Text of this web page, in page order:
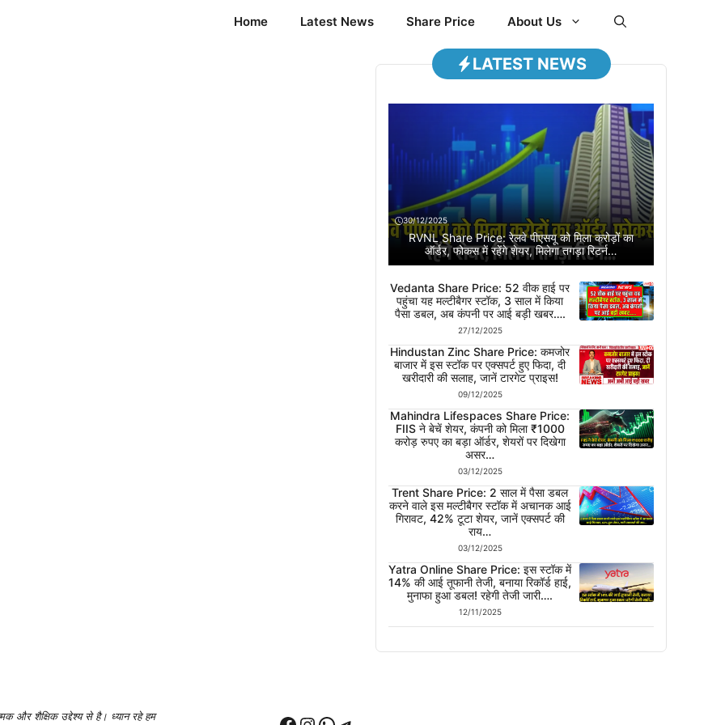
Home Latest News Share Price About Us
LATEST NEWS
30/12/2025
RVNL Share Price: रेलवे पीएसयू को मिला करोड़ों का
ऑर्डर, फोकस में रहेंगे शेयर, मिलेगा तगड़ा रिटर्न…
Vedanta Share Price: 52 वीक हाई पर
पहुंचा यह मल्टीबैगर स्टॉक, 3 साल में किया
पैसा डबल, अब कंपनी पर आई बड़ी खबर….
27/12/2025
Hindustan Zinc Share Price: कमजोर
बाजार में इस स्टॉक पर एक्सपर्ट हुए फिदा, दी
खरीदारी की सलाह, जानें टारगेट प्राइस!
09/12/2025
Mahindra Lifespaces Share Price:
FIIS ने बेचें शेयर, कंपनी को मिला ₹1000
करोड़ रुपए का बड़ा ऑर्डर, शेयरों पर दिखेगा
असर…
03/12/2025
Trent Share Price: 2 साल में पैसा डबल
करने वाले इस मल्टीबैगर स्टॉक में अचानक आई
गिरावट, 42% टूटा शेयर, जानें एक्सपर्ट की
राय…
03/12/2025
Yatra Online Share Price: इस स्टॉक में
14% की आई तूफानी तेजी, बनाया रिकॉर्ड हाई,
मुनाफा हुआ डबल! रहेगी तेजी जारी….
12/11/2025
और शैक्षिक उद्देश्य से है। ध्यान रहे हम